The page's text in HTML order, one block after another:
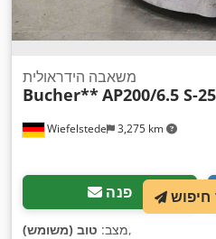
Wiefelstede 3,275 km
משאבה הידראולית
Bucher**AP200/6.5 S-
פנה
מצב: טוב (משומש) ,